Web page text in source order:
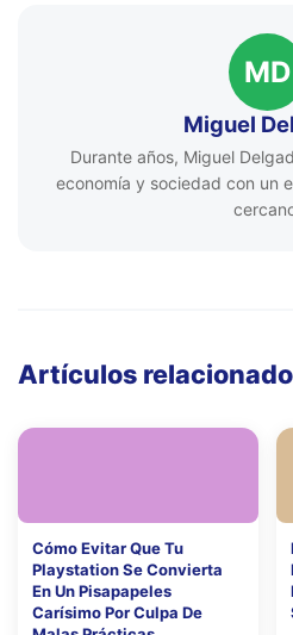
MD
Miguel
Durante años, Miguel
economía y sociedad con un
Artículos
Cómo Evitar Que Tu
Playstation Se Convierta
En Un Pisapapeles
Carísimo Por Culpa De